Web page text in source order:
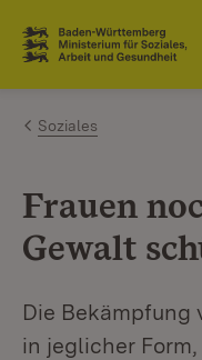
Zum Inhalt
Link zur Startseite
Soziales
Frauen
Gewalt
Die Bekämpfung
in jeglicher